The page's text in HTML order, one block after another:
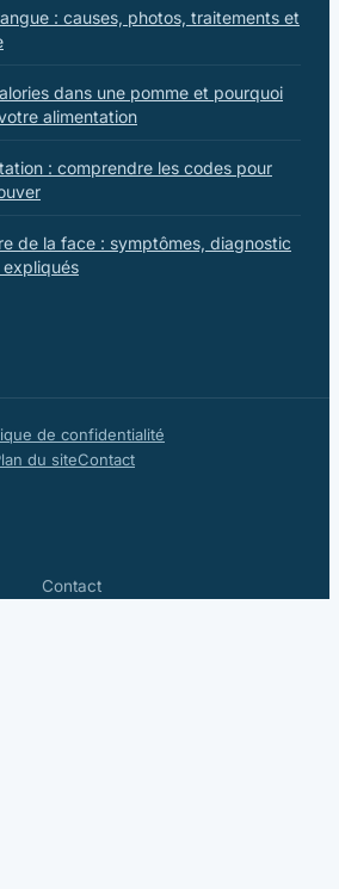
: causes, photos, traitements et
dans une pomme et pourquoi
alimentation
: comprendre les codes pour
de la face : symptômes, diagnostic
de confidentialité
du siteContact
Contact